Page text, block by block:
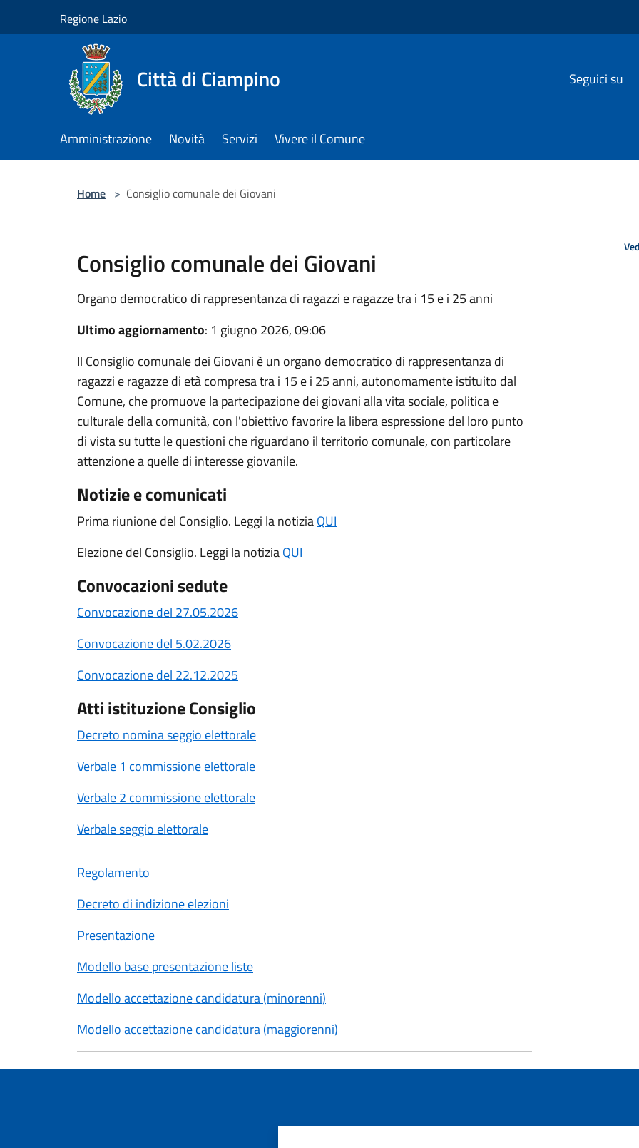
Regione Lazio
Città di Ciampino Seguici su
Amministrazione Novità Servizi Vivere il Comune
Home > Consiglio comunale dei Giovani
Consiglio comunale dei Giovani
Organo democratico di rappresentanza di ragazzi e ragazze tra i 15 e i 25 anni
Ultimo aggiornamento: 1 giugno 2026, 09:06
Il Consiglio comunale dei Giovani è un organo democratico di rappresentanza di
ragazzi e ragazze di età compresa tra i 15 e i 25 anni, autonomamente istituito dal
Comune, che promuove la partecipazione dei giovani alla vita sociale, politica e
culturale della comunità, con l'obiettivo favorire la libera espressione del loro punto
di vista su tutte le questioni che riguardano il territorio comunale, con particolare
attenzione a quelle di interesse giovanile.
Notizie e comunicati
Prima riunione del Consiglio. Leggi la notiziaQUI
Elezione del Consiglio. Leggi la notiziaQUI
Convocazioni sedute
Convocazione del 27.05.2026
Convocazione del 5.02.2026
Convocazione del 22.12.2025
Atti istituzione Consiglio
Decreto nomina seggio elettorale
Verbale 1 commissione elettorale
Verbale 2 commissione elettorale
Verbale seggio elettorale
Regolamento
Decreto di indizione elezioni
Presentazione
Modello base presentazione liste
Modello accettazione candidatura (minorenni)
Modello accettazione candidatura (maggiorenni)